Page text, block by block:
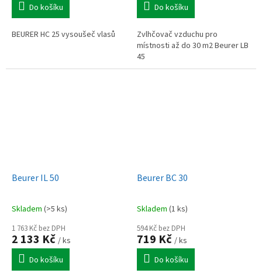
Do košíku
BEURER HC 25 vysoušeč vlasů
Do košíku
Zvlhčovač vzduchu pro
místnosti až do 30 m2 Beurer LB
45
Beurer IL 50
Skladem (>5 ks)
1 763 Kč bez DPH
2 133 Kč / ks
Do košíku
Beurer BC 30
Skladem (1 ks)
594 Kč bez DPH
719 Kč / ks
Do košíku